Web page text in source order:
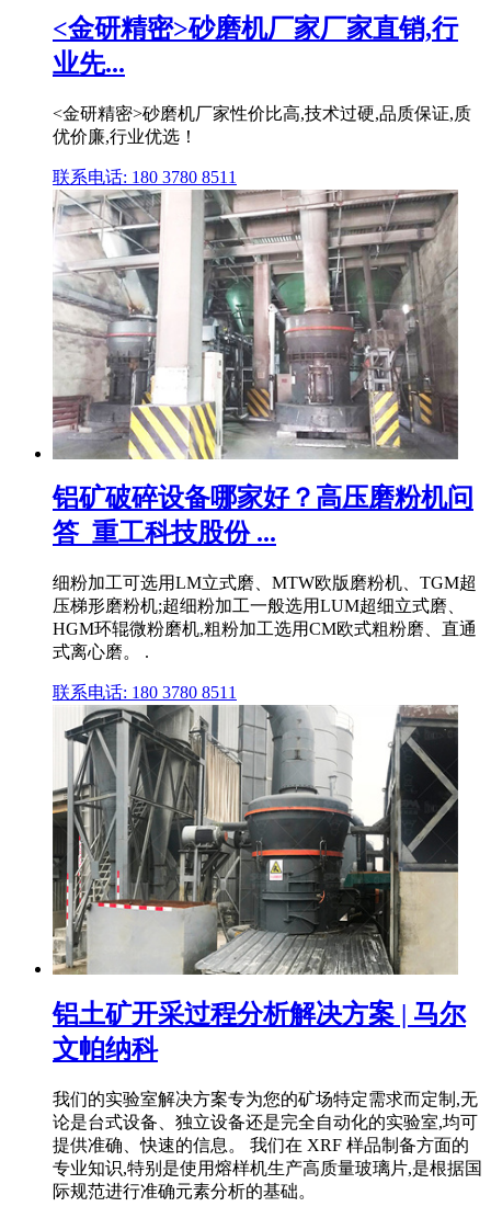
<金研精密>砂磨机厂家厂家直销,行
业先...
<金研精密>砂磨机厂家性价比高,技术过硬,品质保证,质
优价廉,行业优选！
联系电话: 180 3780 8511
铝矿破碎设备哪家好？高压磨粉机问
答_重工科技股份 ...
细粉加工可选用LM立式磨、MTW欧版磨粉机、TGM超
压梯形磨粉机;超细粉加工一般选用LUM超细立式磨、
HGM环辊微粉磨机,粗粉加工选用CM欧式粗粉磨、直通
式离心磨。 .
联系电话: 180 3780 8511
铝土矿开采过程分析解决方案 | 马尔
文帕纳科
我们的实验室解决方案专为您的矿场特定需求而定制,无
论是台式设备、独立设备还是完全自动化的实验室,均可
提供准确、快速的信息。 我们在 XRF 样品制备方面的
专业知识,特别是使用熔样机生产高质量玻璃片,是根据国
际规范进行准确元素分析的基础。